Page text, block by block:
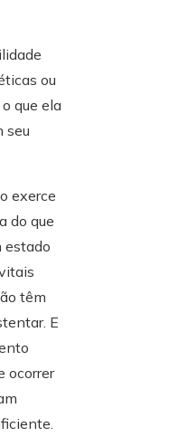
ou
que ela
seu
exerce
do que
estado
têm
E
ocorrer